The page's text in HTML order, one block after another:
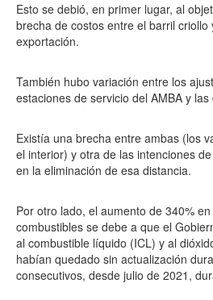
Esto se debió, en primer lugar, al
brecha de costos entre el barril
exportación.
También hubo variación entre los
estaciones de servicio del AMBA y
Existía una brecha entre ambas (los
el interior) y otra de las intenciones
en la eliminación de esa distancia.
Por otro lado, el aumento de 340%
combustibles se debe a que el
al combustible líquido (ICL) y al
habían quedado sin actualización
consecutivos, desde julio de 2021,